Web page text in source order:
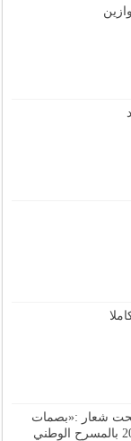
شعار :«بصمات
موسيقية » من 6 إلى 8 نونبر2016 بالمسرح الوطني